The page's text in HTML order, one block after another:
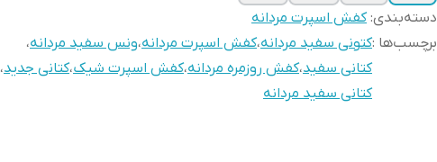
دسته‌بندی:کفش اسپرت مردانه
برچسب‌ها :کتونی سفید مردانه،کفش اسپرت مردانه،ونس سفید مردانه،
کتانی سفید،کفش روزمره مردانه،کفش اسپرت شیک،کتانی جدید،
کتانی سفید مردانه